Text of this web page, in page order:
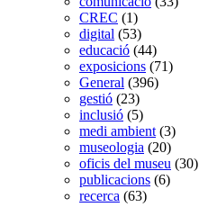
CREC (1)
digital (53)
educació (44)
exposicions (71)
General (396)
gestió (23)
inclusió (5)
medi ambient (3)
museologia (20)
oficis del museu (30)
publicacions (6)
recerca (63)